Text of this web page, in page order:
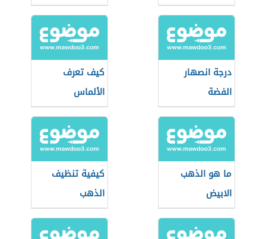
درجة انصهار
الفضة
كيف تعرف
الألماس
ما هو الذهب
الابيض
كيفية تنظيف
الذهب